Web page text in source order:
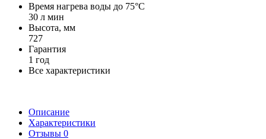
Время нагрева воды до 75°С
30 л мин
Высота, мм
727
Гарантия
1 год
Все характеристики
Описание
Характеристики
Отзывы 0